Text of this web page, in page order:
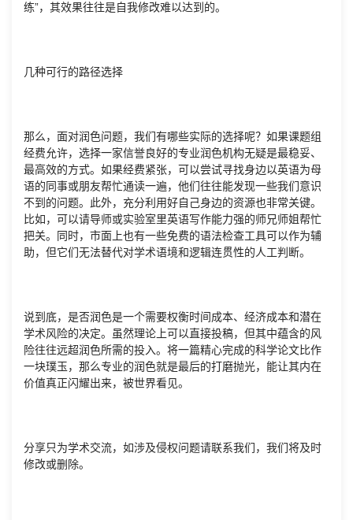
练”，其效果往往是自我修改难以达到的。
几种可行的路径选择
那么，面对润色问题，我们有哪些实际的选择呢？如果课题组
经费允许，选择一家信誉良好的专业润色机构无疑是最稳妥、
最高效的方式。如果经费紧张，可以尝试寻找身边以英语为母
语的同事或朋友帮忙通读一遍，他们往往能发现一些我们意识
不到的问题。此外，充分利用好自己身边的资源也非常关键。
比如，可以请导师或实验室里英语写作能力强的师兄师姐帮忙
把关。同时，市面上也有一些免费的语法检查工具可以作为辅
助，但它们无法替代对学术语境和逻辑连贯性的人工判断。
说到底，是否润色是一个需要权衡时间成本、经济成本和潜在
学术风险的决定。虽然理论上可以直接投稿，但其中蕴含的风
险往往远超润色所需的投入。将一篇精心完成的科学论文比作
一块璞玉，那么专业的润色就是最后的打磨抛光，能让其内在
价值真正闪耀出来，被世界看见。
分享只为学术交流，如涉及侵权问题请联系我们，我们将及时
修改或删除。